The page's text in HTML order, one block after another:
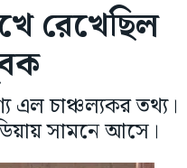
রেখেছিল
এল চাঞ্চল্যকর তথ্য।
সামনে আসে।